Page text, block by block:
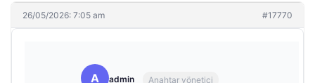
26/05/2026: 7:05 am #17770
A admin Anahtar yönetici